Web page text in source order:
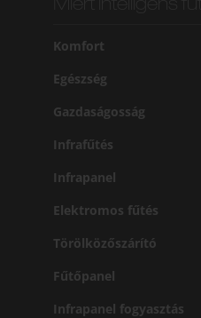
Komfort
Egészség
Gazdaságosság
Infrafűtés
Infrapanel
Elektromos fűtés
Törölközőszárító
Fűtőpanel
Infrapanel fogyasztás